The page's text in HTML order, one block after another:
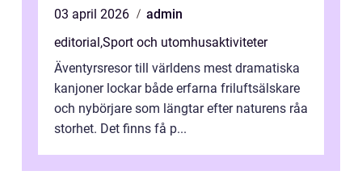
03 april 2026
admin
editorial ,Sport och utomhusaktiviteter
Äventyrsresor till världens mest dramatiska
kanjoner lockar både erfarna friluftsälskare
och nybörjare som längtar efter naturens råa
storhet. Det finns få p...